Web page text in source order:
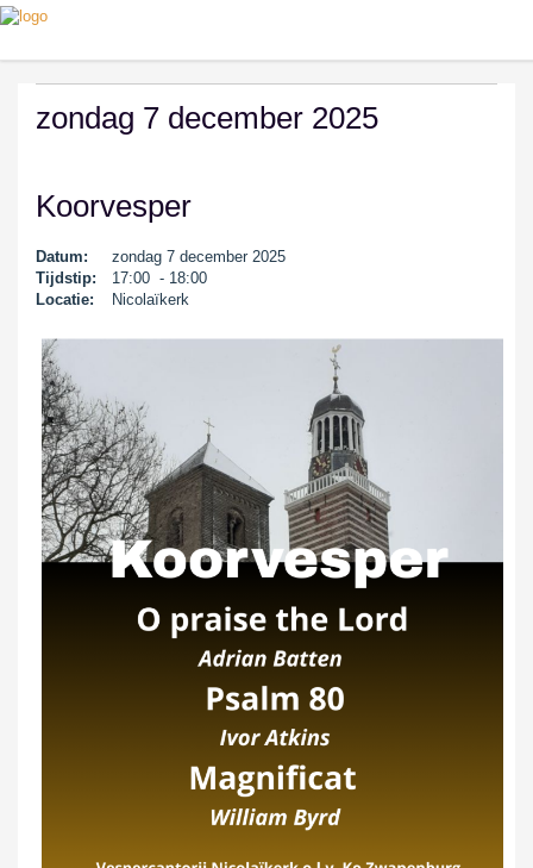
zondag 7 december 2025
Koorvesper
Datum:
zondag 7 december 2025
Tijdstip:
17:00 - 18:00
Locatie:
Nicolaïkerk